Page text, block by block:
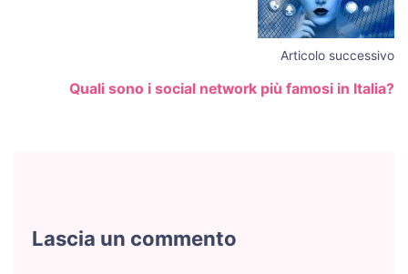
Articolo successivo
Quali sono i social network più famosi in Italia?
Lascia un commento